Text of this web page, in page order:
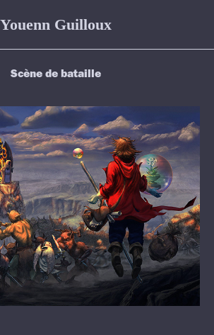
Youenn Guilloux
Scène de bataille